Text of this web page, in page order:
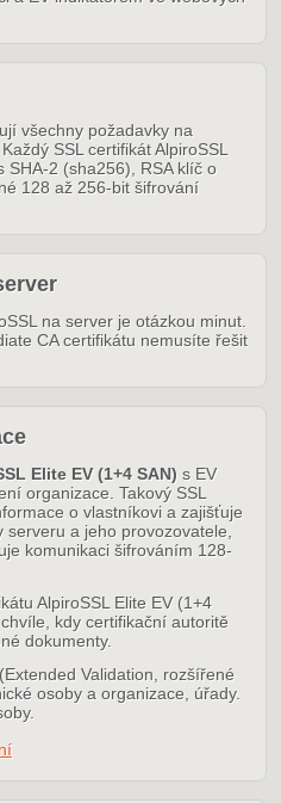
všechny požadavky na
SSL certifikát AlpiroSSL
SHA-2 (sha256), RSA klíč o
128 až 256-bit šifrování
na server je otázkou minut.
CA certifikátu nemusíte řešit
Elite EV (1+4 SAN) s EV
organizace. Takový SSL
o vlastníkovi a zajišťuje
a jeho provozovatele,
komunikaci šifrováním 128-
AlpiroSSL Elite EV (1+4
kdy certifikační autoritě
dokumenty.
(Extended Validation, rozšířené
osoby a organizace, úřady.